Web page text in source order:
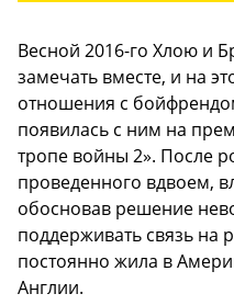
Весной 2016-го Хлою и
замечать вместе, и на
отношения с
появилась с ним на
тропе войны 2». После
проведенного вдвоем,
обосновав решение
поддерживать связь на
постоянно жила в
Англии.